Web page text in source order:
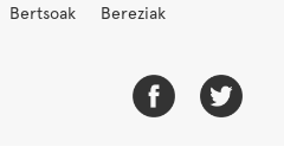
Bertsoak
Bereziak